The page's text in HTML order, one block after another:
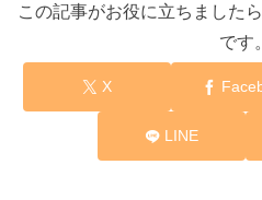
この記事がお役に立ちました
です。
X
LINE